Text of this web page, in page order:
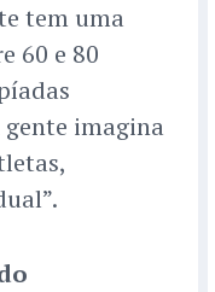
tem uma
60 e 80
gente imagina